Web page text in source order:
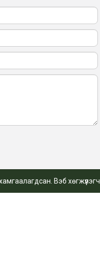
Вэб хөгжүүлэгч